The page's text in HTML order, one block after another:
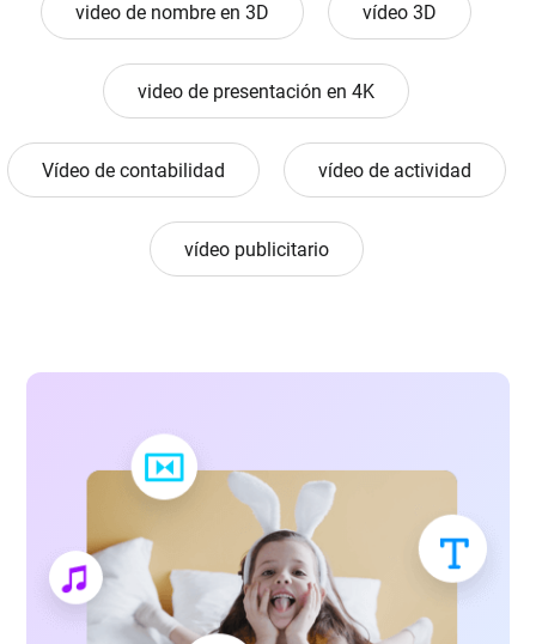
video de nombre en 3D vídeo 3D
video de presentación en 4K
Vídeo de contabilidad vídeo de actividad
vídeo publicitario